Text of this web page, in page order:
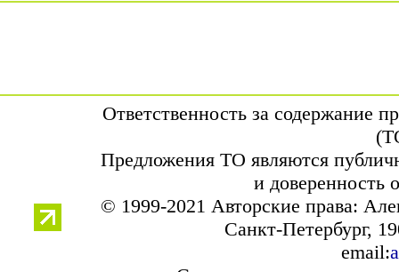
Ответственность за содержание
Предложения ТО являются
и доверенность
© 1999-2021 Авторские права:
Санкт-Петербург,
email: